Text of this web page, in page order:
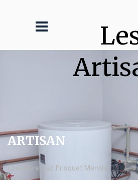
ARTISAN
chaudière gaz Frisquet Merville